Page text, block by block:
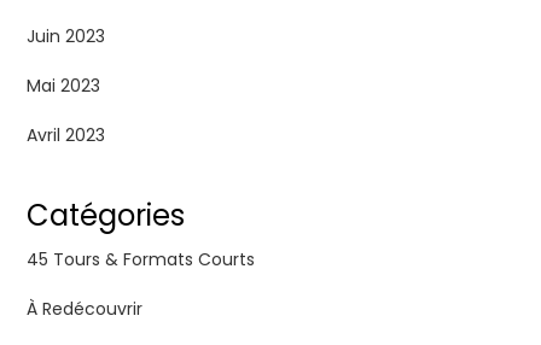
Juin 2023
Mai 2023
Avril 2023
Catégories
45 Tours & Formats Courts
À Redécouvrir